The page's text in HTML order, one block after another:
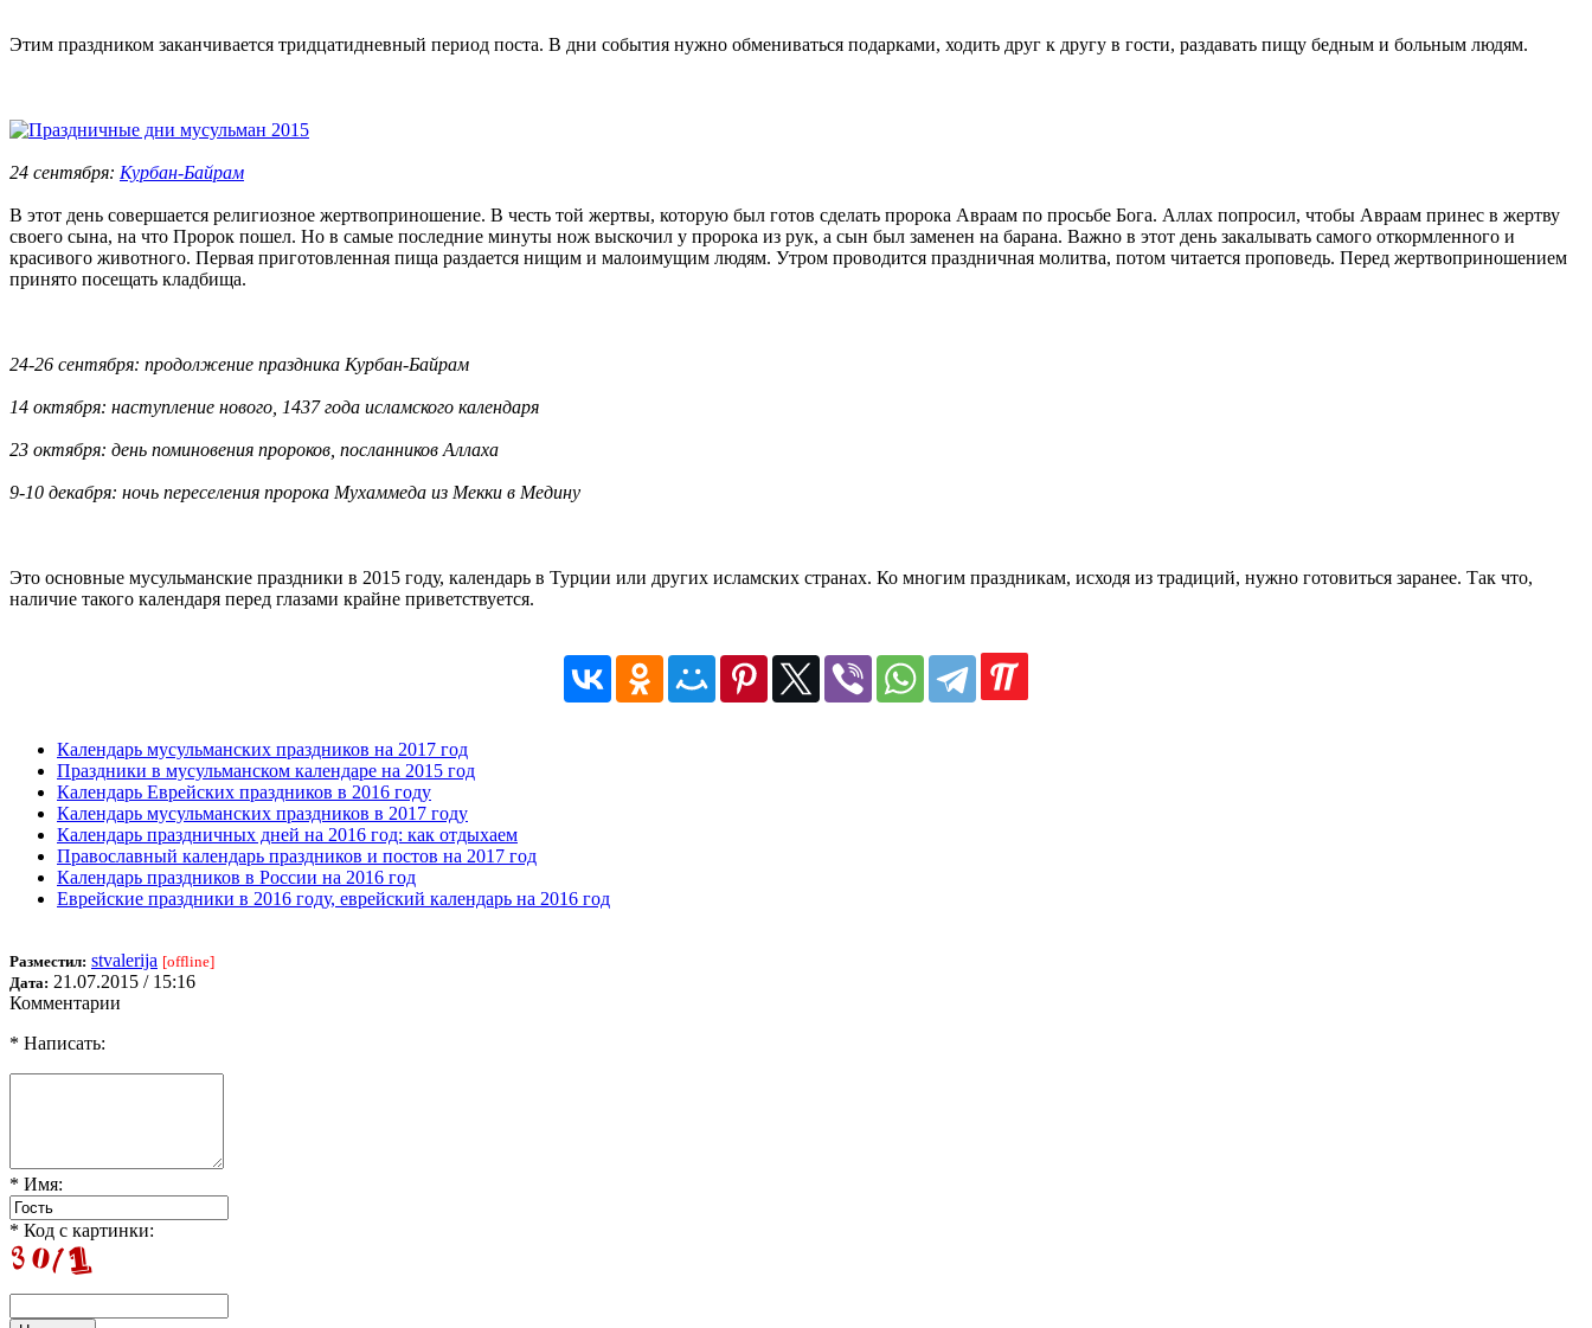
Этим праздником заканчивается тридцатидневный период поста. В дни события нужно обмениваться подарками, ходить друг к другу в гости, раздавать пищу бедным и больным людям.
24 сентября: Курбан-Байрам
В этот день совершается религиозное жертвоприношение. В честь той жертвы, которую был готов сделать пророка Авраам по просьбе Бога. Аллах попросил, чтобы Авраам принес в жертву
своего сына, на что Пророк пошел. Но в самые последние минуты нож выскочил у пророка из рук, а сын был заменен на барана. Важно в этот день закалывать самого откормленного и
красивого животного. Первая приготовленная пища раздается нищим и малоимущим людям. Утром проводится праздничная молитва, потом читается проповедь. Перед жертвоприношением
принято посещать кладбища.
24-26 сентября: продолжение праздника Курбан-Байрам
14 октября: наступление нового, 1437 года исламского календаря
23 октября: день поминовения пророков, посланников Аллаха
9-10 декабря: ночь переселения пророка Мухаммеда из Мекки в Медину
Это основные мусульманские праздники в 2015 году, календарь в Турции или других исламских странах. Ко многим праздникам, исходя из традиций, нужно готовиться заранее. Так что,
наличие такого календаря перед глазами крайне приветствуется.
Календарь мусульманских праздников на 2017 год
Праздники в мусульманском календаре на 2015 год
Календарь Еврейских праздников в 2016 году
Календарь мусульманских праздников в 2017 году
Календарь праздничных дней на 2016 год: как отдыхаем
Православный календарь праздников и постов на 2017 год
Календарь праздников в России на 2016 год
Еврейские праздники в 2016 году, еврейский календарь на 2016 год
Разместил: stvalerija [offline]
Дата: 21.07.2015 / 15:16
Комментарии
* Написать:
* Имя:
* Код с картинки: